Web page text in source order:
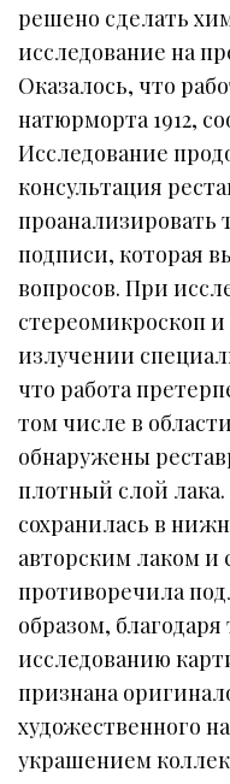
решено сделать
исследование на
Оказалось, что
натюрморта 1912,
Исследование
консультация
проанализировать
подписи, которая
вопросов. При
стереомикроскоп
излучении
что работа
том числе в
обнаружены
плотный слой
сохранилась в
авторским лаком и
противоречила
образом,
исследованию
признана
художественного
украшением